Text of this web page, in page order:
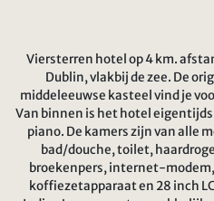
Viersterren hotel op 4 km.
Dublin, vlakbij de zee. De
middeleeuwse kasteel vind je
Van binnen is het hotel
piano. De kamers zijn van alle
bad/douche, toilet,
broekenpers, internet-
koffiezetapparaat en 28 inch